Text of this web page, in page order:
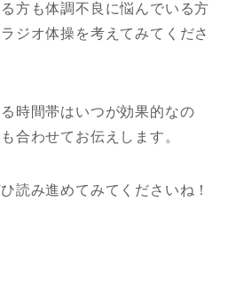
方も体調不良に悩んでいる方
ジオ体操を考えてみてくださ
時間帯はいつが効果的なの
合わせてお伝えします。
読み進めてみてくださいね！